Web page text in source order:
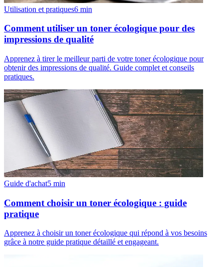
Utilisation et pratiques6 min
Comment utiliser un toner écologique pour des
impressions de qualité
Apprenez à tirer le meilleur parti de votre toner écologique pour
obtenir des impressions de qualité. Guide complet et conseils
pratiques.
Guide d'achat5 min
Comment choisir un toner écologique : guide
pratique
Apprenez à choisir un toner écologique qui répond à vos besoins
grâce à notre guide pratique détaillé et engageant.